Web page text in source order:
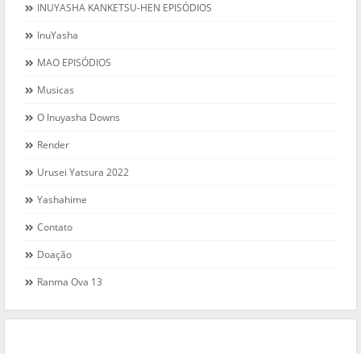
INUYASHA KANKETSU-HEN EPISÓDIOS
InuYasha
MAO EPISÓDIOS
Musicas
O Inuyasha Downs
Render
Urusei Yatsura 2022
Yashahime
Contato
Doação
Ranma Ova 13